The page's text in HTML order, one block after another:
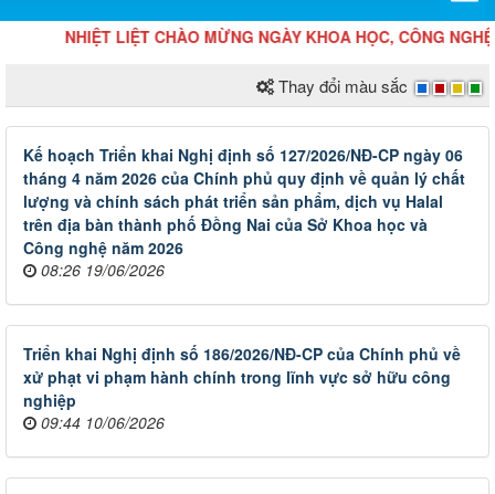
NHIỆT LIỆT CHÀO MỪNG NGÀY KHOA HỌC, CÔNG NGHỆ
Thay đổi màu sắc
Kế hoạch Triển khai Nghị định số 127/2026/NĐ-CP ngày 06
tháng 4 năm 2026 của Chính phủ quy định về quản lý chất
lượng và chính sách phát triển sản phẩm, dịch vụ Halal
trên địa bàn thành phố Đồng Nai của Sở Khoa học và
Công nghệ năm 2026
08:26 19/06/2026
Triển khai Nghị định số 186/2026/NĐ-CP của Chính phủ về
xử phạt vi phạm hành chính trong lĩnh vực sở hữu công
nghiệp
09:44 10/06/2026